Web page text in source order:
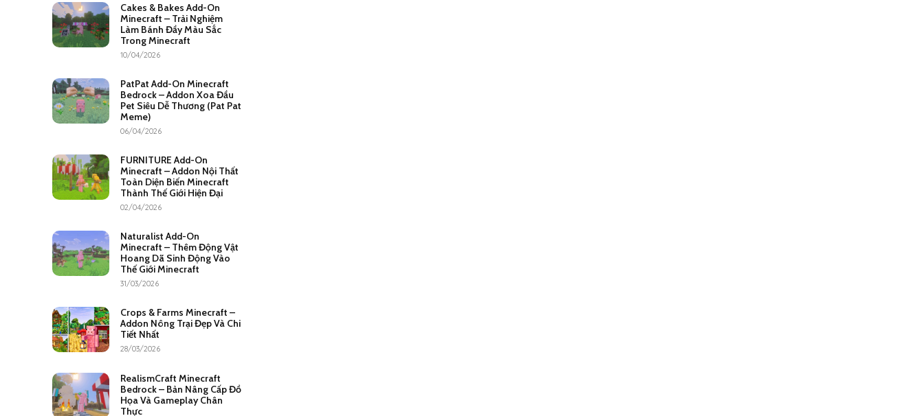
Cakes & Bakes Add-On
Minecraft – Trải Nghiệm
Làm Bánh Đầy Màu Sắc
Trong Minecraft
10/04/2026
PatPat Add-On Minecraft
Bedrock – Addon Xoa Đầu
Pet Siêu Dễ Thương (Pat Pat
Meme)
06/04/2026
FURNITURE Add-On
Minecraft – Addon Nội Thất
Toàn Diện Biến Minecraft
Thành Thế Giới Hiện Đại
02/04/2026
Naturalist Add-On
Minecraft – Thêm Động Vật
Hoang Dã Sinh Động Vào
Thế Giới Minecraft
31/03/2026
Crops & Farms Minecraft –
Addon Nông Trại Đẹp Và Chi
Tiết Nhất
28/03/2026
RealismCraft Minecraft
Bedrock – Bản Nâng Cấp Đồ
Họa Và Gameplay Chân
Thực